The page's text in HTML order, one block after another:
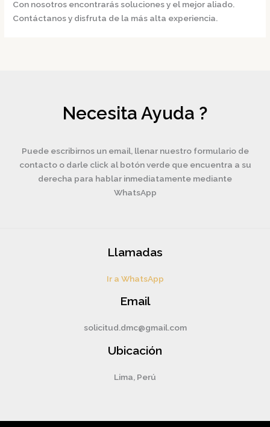
Con nosotros encontrarás soluciones y el mejor aliado.
Contáctanos y disfruta de la más alta experiencia.
Necesita Ayuda ?
Puede escribirnos un email, llenar nuestro formulario de
contacto o darle click al botón verde que encuentra a su
derecha para hablar inmediatamente mediante
WhatsApp
Llamadas
Ir a WhatsApp
Email
solicitud.dmc@gmail.com
Ubicación
Lima, Perú